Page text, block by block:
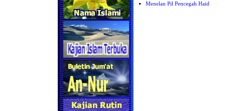
Menelan Pil Pencegah Haid